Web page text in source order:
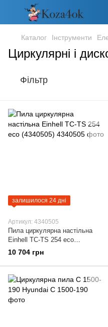
Каталог Інструменти
Циркулярні і
Фільтр
залишилося 24 дні
Артикул: 4340505
Пила циркулярна настільна
Einhell TC-TS 254 eco
(4340505)
10 704 грн